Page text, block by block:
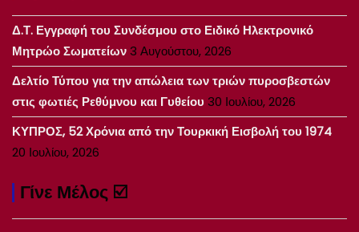
Δ.Τ. Εγγραφή του Συνδέσμου στο Ειδικό Ηλεκτρονικό
Μητρώο Σωματείων3 Αυγούστου, 2026
Δελτίο Τύπου για την απώλεια των τριών πυροσβεστών
στις φωτιές Ρεθύμνου και Γυθείου 30 Ιουλίου, 2026
ΚΥΠΡΟΣ, 52 Χρόνια από την Τουρκική Εισβολή του 1974
20 Ιουλίου, 2026
Γίνε Μέλος ☑️